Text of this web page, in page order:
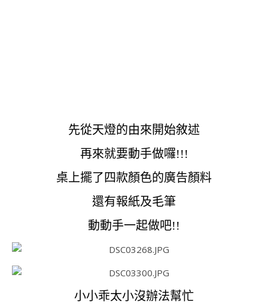
先從天燈的由來開始敘述
再來就要動手做囉!!!
桌上擺了四款顏色的廣告顏料
還有報紙及毛筆
動動手一起做吧!!
小小乖太小沒辦法幫忙